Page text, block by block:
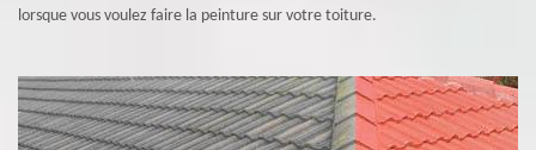
lorsque vous voulez faire la peinture sur votre toiture.